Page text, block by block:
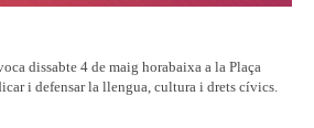
dissabte 4 de maig horabaixa a la Plaça
i defensar la llengua, cultura i drets cívics.